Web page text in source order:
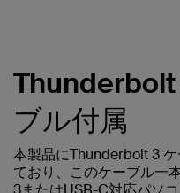
Thunderbolt
ブル付属
本製品にThunderbolt 3
ており、このケーブル一